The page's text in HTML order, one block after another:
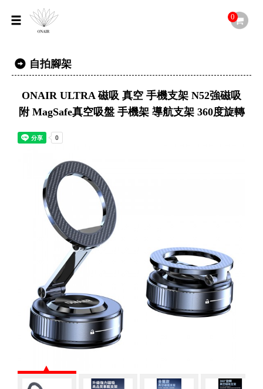
0
自拍腳架
ONAIR ULTRA 磁吸 真空 手機支架 N52強磁吸
附 MagSafe真空吸盤 手機架 導航支架 360度旋轉